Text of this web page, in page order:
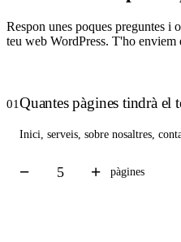
Respon unes poques preguntes i
teu web WordPress. T'ho enviem
01Quantes pàgines tindrà el
Inici, serveis, sobre nosaltres,
− + pàgines